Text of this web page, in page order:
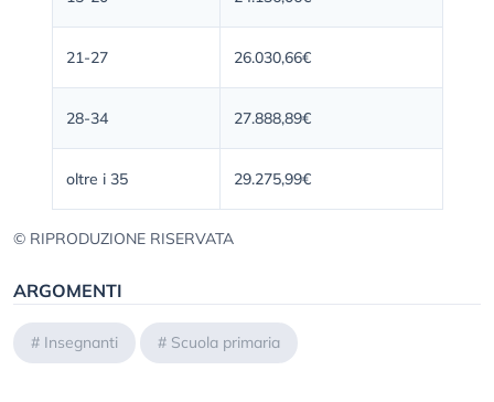
21-27 26.030,66€
28-34 27.888,89€
oltre i 35 29.275,99€
© RIPRODUZIONE RISERVATA
ARGOMENTI
# Insegnanti # Scuola primaria